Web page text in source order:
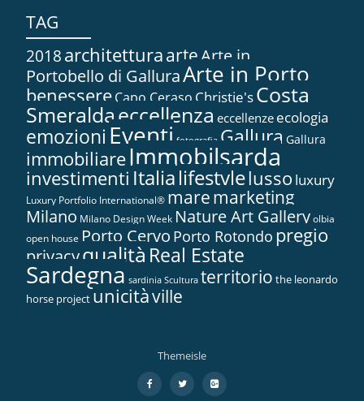
TAG
2018architetturaarteArte in...
Portobello di GalluraArte in Porto
benessereCapo Ceraso Christie'sCosta
Smeraldaeccellenza eccellenze ecologia
emozioni Eventi fotografia Gallura Gallura
immobiliareImmobilsarda
investimenti Italialifestylelusso luxury
Luxury Portfolio International® maremarketing
Milano Milano Design Week Nature Art Galleryolbia
open house Porto Cervo Porto Rotondo pregio
privacyqualità Real Estate
Sardegna sardinia Scultura territorio the leonardo
horse project unicitàville
Themeisle
fa-
facebook
fa-
twitter
fa-
google-